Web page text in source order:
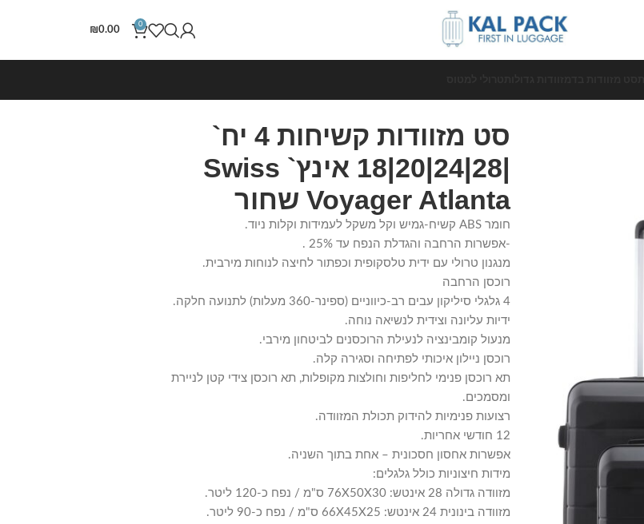
0
₪0.00
סט מזוודות קשיחות 4 יח`
|28|24|20|18 אינץ` Swiss
Voyager Atlanta שחור
חומר ABS קשיח-גמיש וקל משקל לעמידות וקלות ניוד.
-אפשרות הרחבה והגדלת הנפח עד 25% .
מנגנון טרולי עם ידית טלסקופית וכפתור לחיצה לנוחות מירבית.
רוכסן הרחבה
4 גלגלי סיליקון עבים רב-כיווניים (ספינר-360 מעלות) לתנועה חלקה.
ידיות עליונה וצידית לנשיאה נוחה.
מנעול קומבינציה לנעילת הרוכסנים לביטחון מירבי.
רוכסן ניילון איכותי לפתיחה וסגירה קלה.
תא רוכסן פנימי לחליפות וחולצות מקופלות, תא רוכסן צידי קטן לניירת
ומסמכים.
רצועות פנימיות להידוק תכולת המזוודה.
12 חודשי אחריות.
אפשרות אחסון חסכונית – אחת בתוך השניה.
מידות חיצוניות כולל גלגלים:
מזוודה גדולה 28 אינטש: 76X50X30 ס"מ / נפח כ-120 ליטר.
מזוודה בינונית 24 אינטש: 66X45X25 ס"מ / נפח כ-90 ליטר.